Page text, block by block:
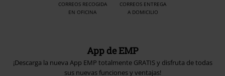
CORREOS RECOGIDA
EN OFICINA
CORREOS ENTREGA
A DOMICILIO
App de EMP
¡Descarga la nueva App EMP totalmente GRATIS y disfruta de todas
sus nuevas funciones y ventajas!